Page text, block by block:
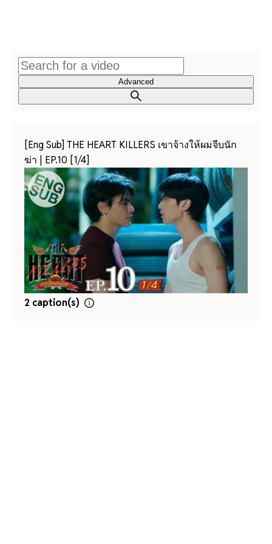
Advanced
[Eng Sub] THE HEART KILLERS เขาจ้างให้ผมจีบนัก
ฆ่า | EP.10 [1/4]
2 caption(s)